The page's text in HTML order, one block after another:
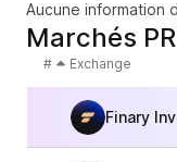
Aucune information
Marchés
# Exchange
Finary